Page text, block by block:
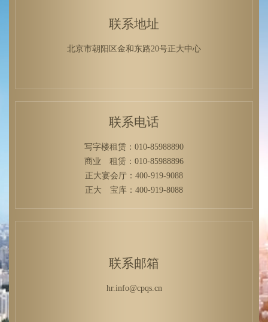
联系地址
北京市朝阳区金和东路20号正大中心
联系电话
写字楼租赁：010-85988890
商业 租赁：010-85988896
正大宴会厅：400-919-9088
正大 宝库：400-919-8088
联系邮箱
hr.info@cpqs.cn